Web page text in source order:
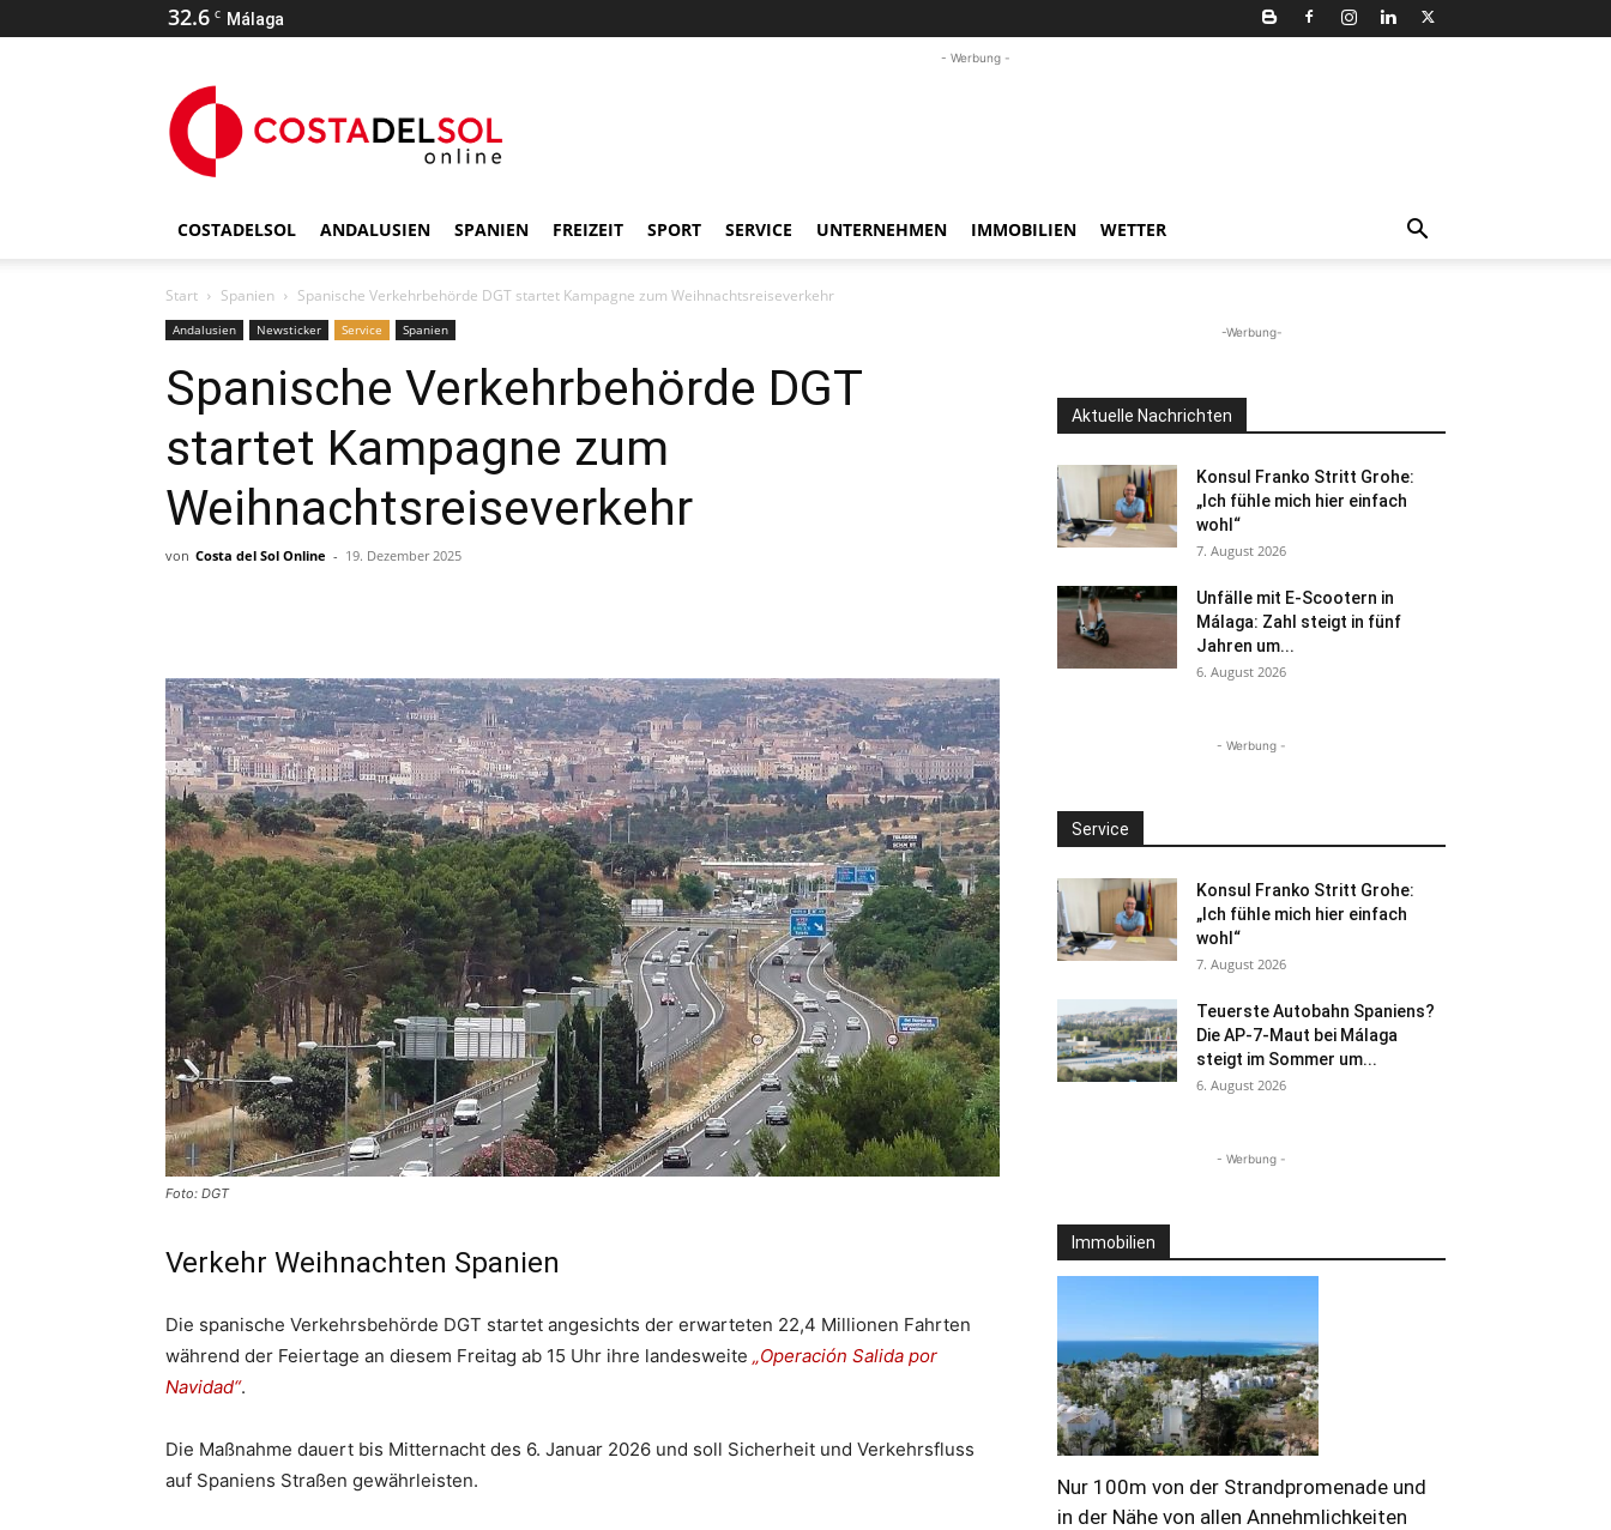
32.6 C Málaga
- Werbung -
COSTADELSOL ANDALUSIEN SPANIEN FREIZEIT SPORT SERVICE UNTERNEHMEN IMMOBILIEN WETTER
Start Spanien Spanische Verkehrbehörde DGT startet Kampagne zum Weihnachtsreiseverkehr
Andalusien Newsticker Service Spanien
Spanische Verkehrbehörde DGT
startet Kampagne zum
Weihnachtsreiseverkehr
von Costa del Sol Online - 19. Dezember 2025
Foto: DGT
Verkehr Weihnachten Spanien
Die spanische Verkehrsbehörde DGT startet angesichts der erwarteten 22,4 Millionen Fahrten
während der Feiertage an diesem Freitag ab 15 Uhr ihre landesweite „Operación Salida por
Navidad“.
Die Maßnahme dauert bis Mitternacht des 6. Januar 2026 und soll Sicherheit und Verkehrsfluss
auf Spaniens Straßen gewährleisten.
-Werbung-
Aktuelle Nachrichten
Konsul Franko Stritt Grohe:
„Ich fühle mich hier einfach
wohl“
7. August 2026
Unfälle mit E-Scootern in
Málaga: Zahl steigt in fünf
Jahren um...
6. August 2026
- Werbung -
Service
Konsul Franko Stritt Grohe:
„Ich fühle mich hier einfach
wohl“
7. August 2026
Teuerste Autobahn Spaniens?
Die AP-7-Maut bei Málaga
steigt im Sommer um...
6. August 2026
- Werbung -
Immobilien
Nur 100m von der Strandpromenade und
in der Nähe von allen Annehmlichkeiten